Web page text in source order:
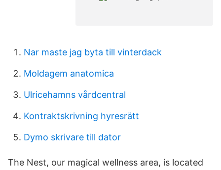
Nar maste jag byta till vinterdack
Moldagem anatomica
Ulricehamns vårdcentral
Kontraktskrivning hyresrätt
Dymo skrivare till dator
The Nest, our magical wellness area, is located